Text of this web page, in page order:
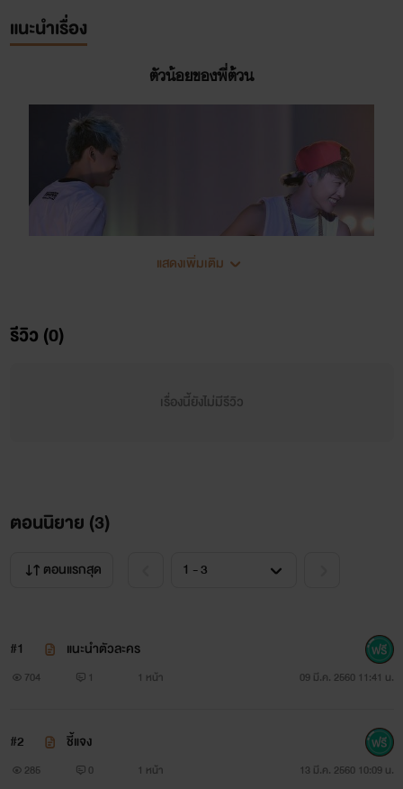
แนะนำเรื่อง
ตัวน้อยของพี่ต้วน
กลาง หรือมักเน่ก็ต่างเอ็นดูแบมแบม แต่จะมีพี่ใหญ่ของวงเนี่ยเเห
แบมแบมเวลาใกล้ไอดอลชายวงอื่นหรือแม้แต่สมาชิกในวงก็ตาม
เขา เจบี และ แจ็คสัน
แสดงเพิ่มเติม
รีวิว (0)
เรื่องนี้ยังไม่มีรีวิว
ตอนนิยาย (3)
ตอนแรกสุด
#1 แนะนำตัวละคร
704 1 1 หน้า 09 มี.ค. 2560 11:41 น.
#2 ชี้แจง
285 0 1 หน้า 13 มี.ค. 2560 10:09 น.